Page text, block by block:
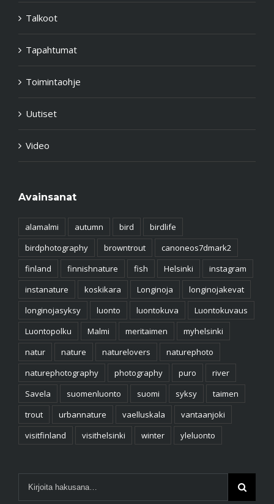
Talkoot
Tapahtumat
Toimintaohje
Uutiset
Video
Avainsanat
alamalmi autumn bird
birdlife
birdphotography
browntrout
canoneos7dmark2
finland
finnishnature fish Helsinki
instagram
instanature
koskikara Longinoja
longinojakevat
longinojasyksy
luonto luontokuva
Luontokuvaus
Luontopolku
Malmi meritaimen
myhelsinki
natur
nature naturelovers
naturephoto
naturephotography
photography puro
river
Savela
suomenluonto suomi syksy
taimen
trout
urbannature vaelluskala
vantaanjoki
visitfinland
visithelsinki winter yleluonto